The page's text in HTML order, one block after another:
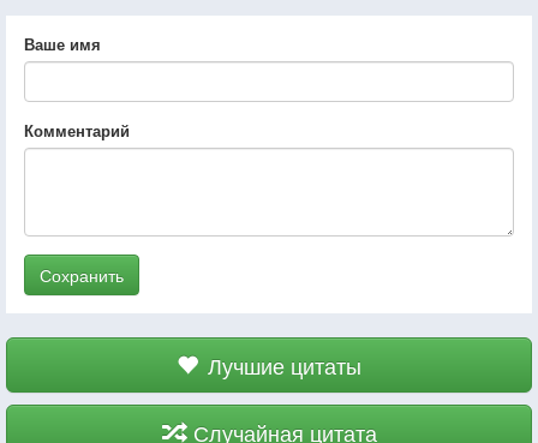
Ваше имя
Комментарий
Сохранить
Лучшие цитаты
Случайная цитата